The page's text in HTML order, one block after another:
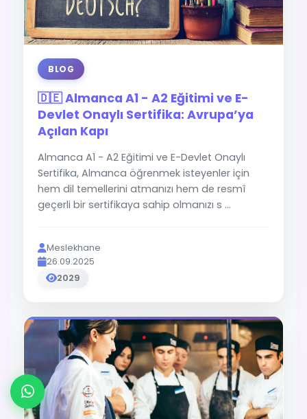
BLOG
🇩🇪 Almanca A1 - A2 Eğitimi ve E-
Devlet Onaylı Sertifika: Avrupa’ya
Açılan Kapı
Almanca A1 - A2 Eğitimi ve E-Devlet Onaylı
Sertifika, Almanca öğrenmek isteyenler için
hem dil temellerini atmanızı hem de resmî
geçerli bir sertifikaya sahip olmanızı s ...
Meslekhane
26.09.2025
2029